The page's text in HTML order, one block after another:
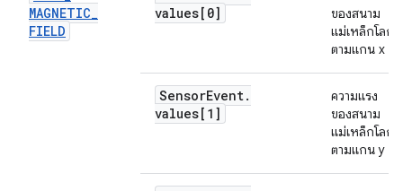
MAGNETIC_
FIELD
values[0]
ของสนาม
แม่เหล็กโลก
ตามแกน x
SensorEvent.
values[1]
ความแรง
ของสนาม
แม่เหล็กโลก
ตามแกน y